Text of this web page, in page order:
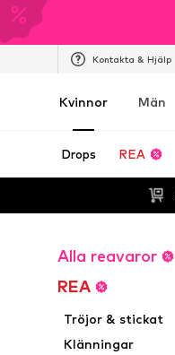
Kontakta & Hjälp
Kvinnor Män
Drops REA
Alla reavaror
REA
Tröjor & stickat
Klänningar